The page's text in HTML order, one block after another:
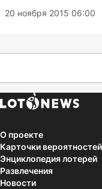
20 ноября 2015 06:00
О проекте
Карточки вероятностей
Энциклопедия лотерей
Развлечения
Новости